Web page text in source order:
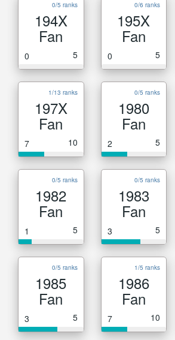
0/5 ranks
194X
Fan
0 5
0/6 ranks
195X
Fan
0 5
1/13 ranks
197X
Fan
7 10
0/5 ranks
1980
Fan
2 5
0/5 ranks
1982
Fan
1 5
0/5 ranks
1983
Fan
3 5
0/5 ranks
1985
Fan
3 5
1/5 ranks
1986
Fan
7 10